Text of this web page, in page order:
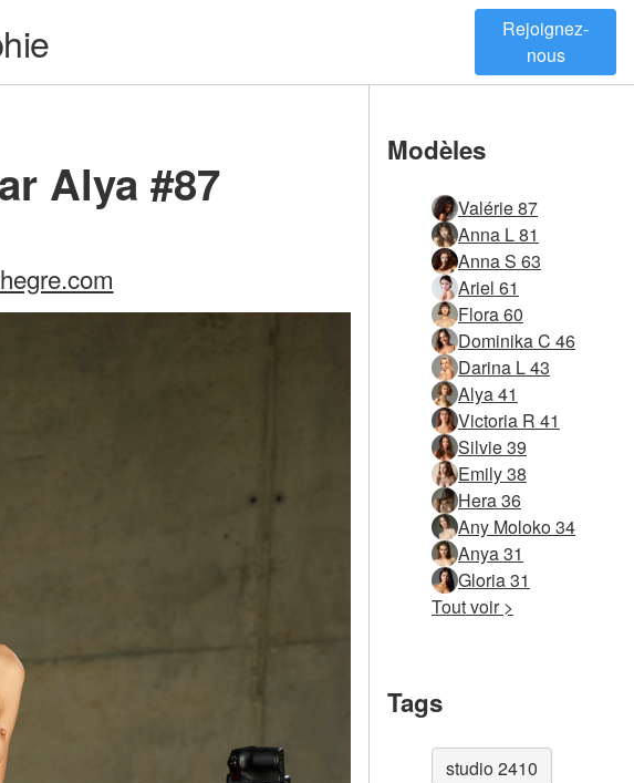
Rejoignez-
nous
Alya #87
Modèles
Valérie 87
Anna L 81
Anna S 63
Ariel 61
Flora 60
Dominika C 46
Darina L 43
Alya 41
Victoria R 41
Silvie 39
Emily 38
Hera 36
Any Moloko 34
Anya 31
Gloria 31
Tout voir >
Tags
studio 2410